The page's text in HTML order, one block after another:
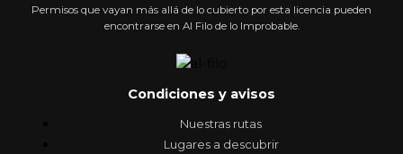
Permisos que vayan más allá de lo cubierto por esta licencia pueden
encontrarse en Al Filo de lo Improbable.
Condiciones y avisos
Nuestras rutas
Lugares a descubrir